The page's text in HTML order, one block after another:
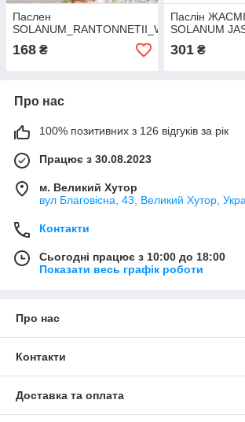
Паслен
SOLANUM_RANTONNETII_WHITE
168 ₴
Паслін
SOLANUM
301₴
Про нас
100% позитивних з 126 відгуків за рік
Працює з 30.08.2023
м. Великий Хутор
вул Благовісна, 43, Великий Хутор,
Контакти
Сьогодні працює з 10:00 до 18:00
Показати весь графік роботи
Про нас
Контакти
Доставка та оплата